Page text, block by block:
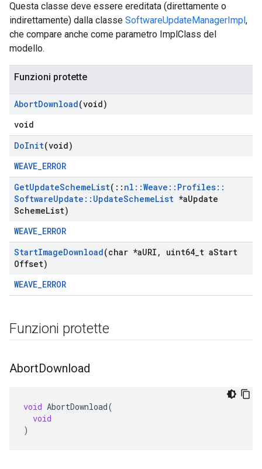
Questa classe deve essere ereditata (direttamente o
indirettamente) dalla classe SoftwareUpdateManagerImpl,
che compare anche come parametro ImplClass del
modello.
Funzioni protette
AbortDownload(void)
void
DoInit(void)
WEAVE_ERROR
GetUpdateSchemeList( :: nl ::Weave :: Profiles::
SoftwareUpdate :: UpdateSchemeList *aUpdate
SchemeList)
WEAVE_ERROR
StartImageDownload(char *aURI , uint64 t aStart
Offset)
WEAVE_ERROR
Funzioni protette
AbortDownload
void AbortDownload(
void
)